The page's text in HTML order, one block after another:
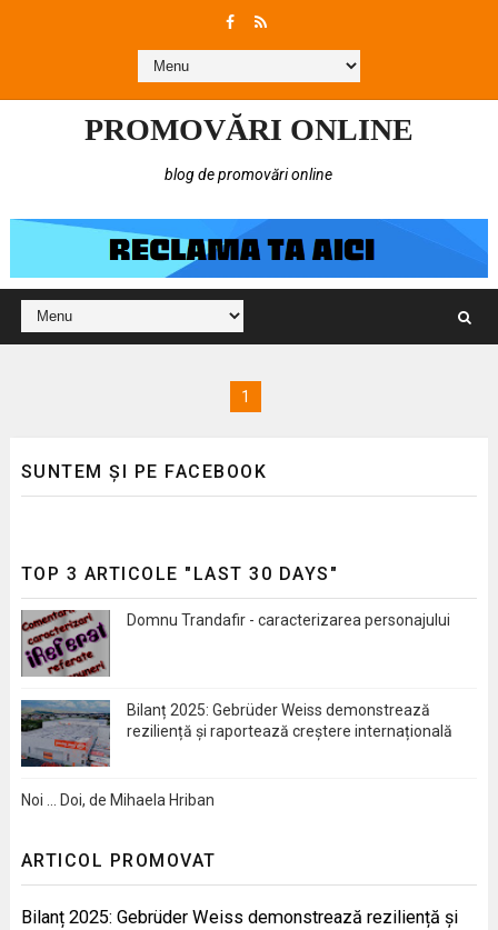
PROMOVĂRI ONLINE
blog de promovări online
1
SUNTEM ȘI PE FACEBOOK
TOP 3 ARTICOLE "LAST 30 DAYS"
Domnu Trandafir - caracterizarea personajului
Bilanț 2025: Gebrüder Weiss demonstrează
reziliență și raportează creștere internațională
Noi … Doi, de Mihaela Hriban
ARTICOL PROMOVAT
Bilanț 2025: Gebrüder Weiss demonstrează reziliență și